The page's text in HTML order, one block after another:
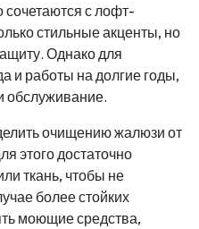
с лофт-
стильные акценты, но
Однако для
и работы на долгие годы,
обслуживание.
очищению жалюзи от
этого достаточно
ткань, чтобы не
более стойких
моющие средства,